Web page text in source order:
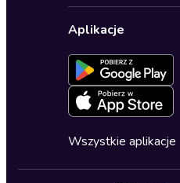
Biznes, marketing, ekonomia
Dla młodzieży
Ustawienia
Formularz
Deklaracja
Karty upominkowe
Oferta dla firm i
Dołącz do
Blog
Zapowiedzi
Cykle audiobooków
Aplikacje
Wszystkie aplikacje